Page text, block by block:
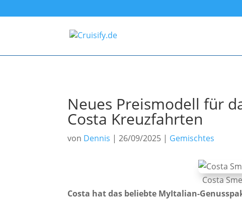
Neues Preismodell für
Costa Kreuzfahrten
von Dennis |26/09/2025 | Gemischtes
Costa
Costa hat das beliebte MyItalian-